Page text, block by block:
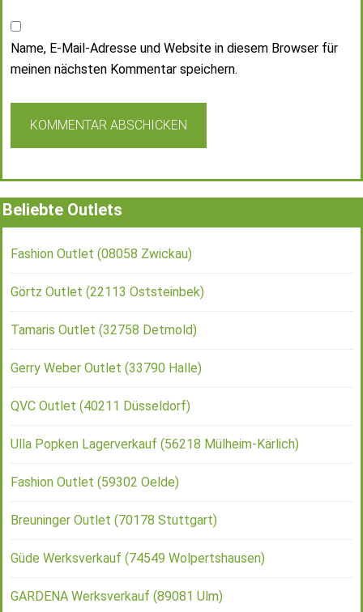
Name, E-Mail-Adresse und Website in diesem Browser für
meinen nächsten Kommentar speichern.
Beliebte Outlets
Fashion Outlet (08058 Zwickau)
Görtz Outlet (22113 Oststeinbek)
Tamaris Outlet (32758 Detmold)
Gerry Weber Outlet (33790 Halle)
QVC Outlet (40211 Düsseldorf)
Ulla Popken Lagerverkauf (56218 Mülheim-Kärlich)
Fashion Outlet (59302 Oelde)
Breuninger Outlet (70178 Stuttgart)
Güde Werksverkauf (74549 Wolpertshausen)
GARDENA Werksverkauf (89081 Ulm)